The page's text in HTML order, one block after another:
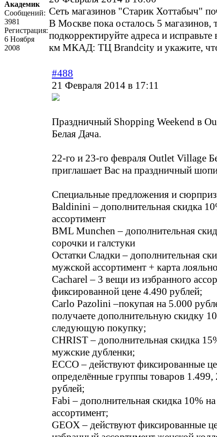
Академик
Сообщений:
3981
Регистрация:
6 Ноября
2008
Сеть магазинов "Старик Хоттабыч"
В Москве пока осталось 5 магазинов,
подкорректируйте адреса и исправьте
км МКАД: ТЦ Brandcity и укажите, что
#488
21 Февраля 2014 в 17:11
Праздничный Shopping Weekend в
Белая Дача.
22-го и 23-го февраля Outlet Village
приглашает Вас на праздничный
Специальные предложения и
Baldinini – дополнительная скидка
ассортимент
BML Munchen – дополнительная
сорочки и галстуки
Остатки Сладки – дополнительная
мужской ассортимент + карта
Cacharel – 3 вещи из избранного
фиксированной цене 4.490 рублей;
Carlo Pazolini –покупая на 5.000
получаете дополнительную скидку
следующую покупку;
CHRIST – дополнительная скидка
мужские дубленки;
ECCO – действуют фиксированные
определённые группы товаров
рублей;
Fabi – дополнительная скидка 10% на
ассортимент;
GEOX – действуют фиксированные